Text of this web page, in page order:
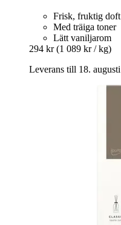
Frisk, fruktig doft
Med träiga toner
Lätt vaniljarom
294 kr (1 089 kr / kg)
Leverans till 18. augusti